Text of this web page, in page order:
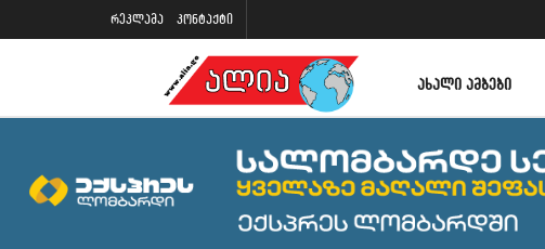
რეკლამა კონტაქტი
ᲐᲮᲐᲚᲘ ᲐᲛᲑᲔᲑᲘ